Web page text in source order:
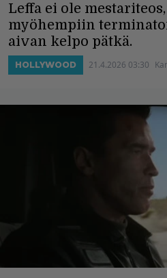
Leffa ei ole
myöhempiin
aivan kelpo pätkä.
HOLLYWOOD 21.4.2026 03:30